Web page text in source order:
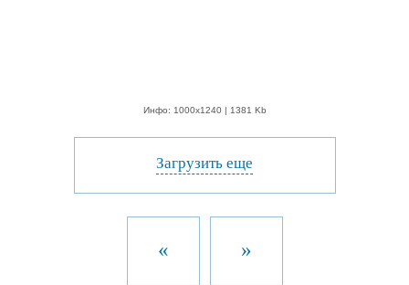
Инфо: 1000х1240 | 1381 Kb
Загрузить еще
« »